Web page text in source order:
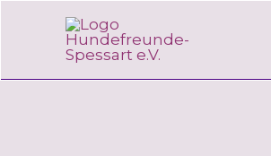
springen